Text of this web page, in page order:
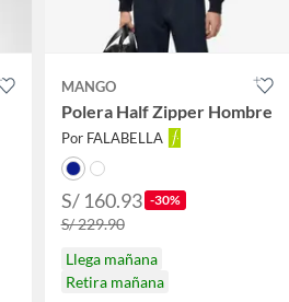
MANGO
Polera Half Zipper Hombre
Por FALABELLA
S/ 160.93 -30%
S/ 229.90
Llega mañana
Retira mañana